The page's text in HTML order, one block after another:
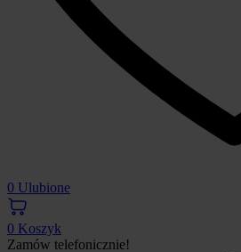
0 Ulubione
0 Koszyk
Zamów telefonicznie!